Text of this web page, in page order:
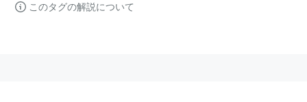
このタグの解説について